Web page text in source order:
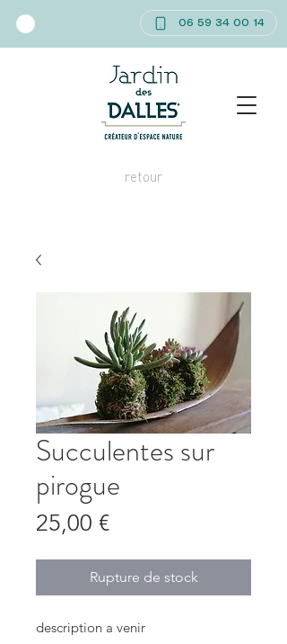
06 59 34 00 14
retour
Succulentes sur
pirogue
25,00 €Prix
Rupture de stock
description a venir